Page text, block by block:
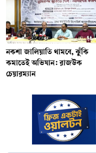
নকশা জালিয়াতি থামবে, ঝুঁকি
কমাতেই অভিযান: রাজউক
চেয়ারম্যান